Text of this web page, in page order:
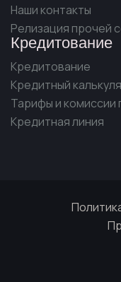
Наши контакты
Релизация прочей
Кредитование
Кредитование
Кредитный
Тарифы и комиссии
Кредитная линия